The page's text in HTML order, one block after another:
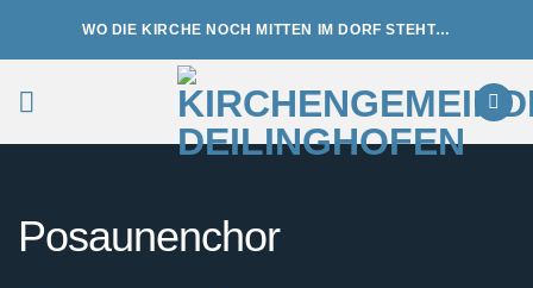
WO DIE KIRCHE NOCH MITTEN IM DORF STEHT…
Posaunenchor